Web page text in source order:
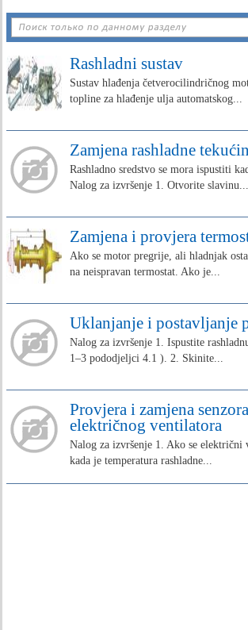
Rashladni sustav
Sustav hlađenja četverocilindričnog
topline za hlađenje ulja automatskog...
Zamjena rashladne
Rashladno sredstvo se mora ispustiti
Nalog za izvršenje 1. Otvorite slavinu...
Zamjena i provjera
Ako se motor pregrije, ali hladnjak
na neispravan termostat. Ako je...
Uklanjanje i postavljanje
Nalog za izvršenje 1. Ispustite
1–3 pododjeljci 4.1 ). 2. Skinite...
Provjera i zamjena
električnog ventilatora
Nalog za izvršenje 1. Ako se
kada je temperatura rashladne...